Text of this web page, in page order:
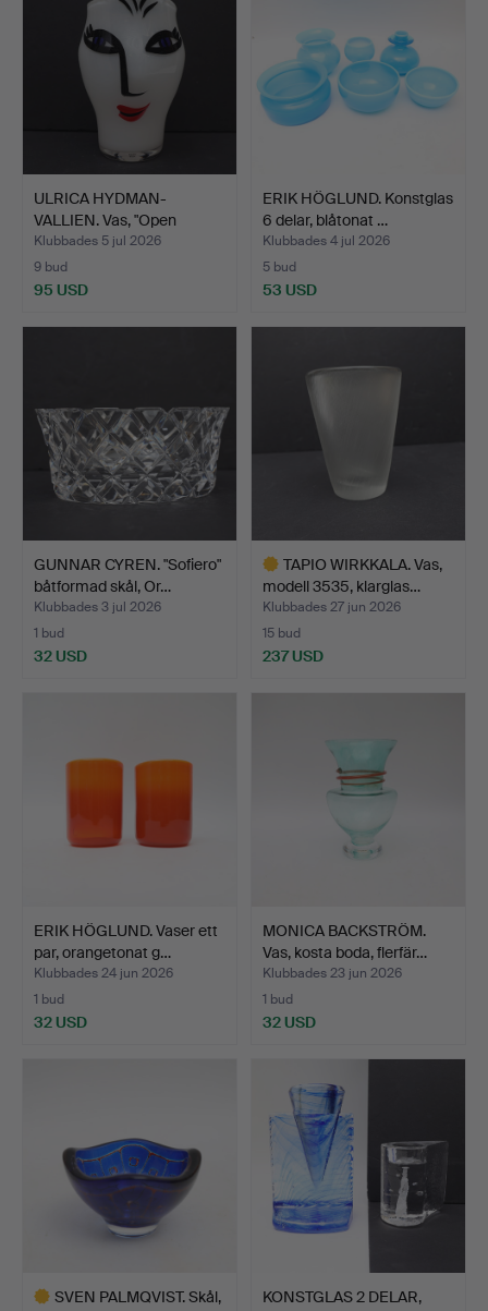
ULRICA HYDMAN-
VALLIEN. Vas, "Open
minds" m…
Klubbades 5 jul 2026
9 bud
95 USD
ERIK HÖGLUND. Konstglas
6 delar, blåtonat …
Klubbades 4 jul 2026
5 bud
53 USD
GUNNAR CYREN. "Sofiero"
båtformad skål, Or…
Klubbades 3 jul 2026
1 bud
32 USD
TAPIO WIRKKALA. Vas,
modell 3535, klarglas…
Klubbades 27 jun 2026
15 bud
237 USD
ERIK HÖGLUND. Vaser ett
par, orangetonat g…
Klubbades 24 jun 2026
1 bud
32 USD
MONICA BACKSTRÖM.
Vas, kosta boda, flerfär…
Klubbades 23 jun 2026
1 bud
32 USD
SVEN PALMQVIST. Skål,
KONSTGLAS 2 DELAR,